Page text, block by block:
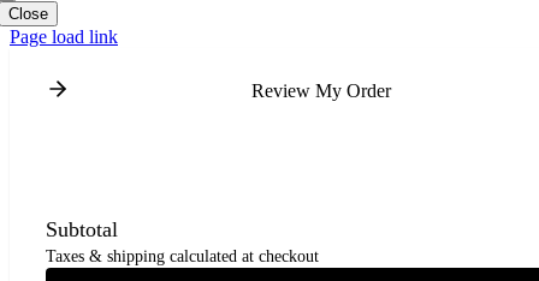
Close
Page load link
Review My Order
Subtotal
Taxes & shipping calculated at checkout